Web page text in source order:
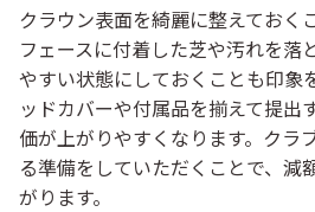
クラウン表面を綺麗に整えておく
フェースに付着した芝や汚れを落
やすい状態にしておくことも印象
ッドカバーや付属品を揃えて提出
価が上がりやすくなります。クラ
る準備をしていただくことで、減
がります。